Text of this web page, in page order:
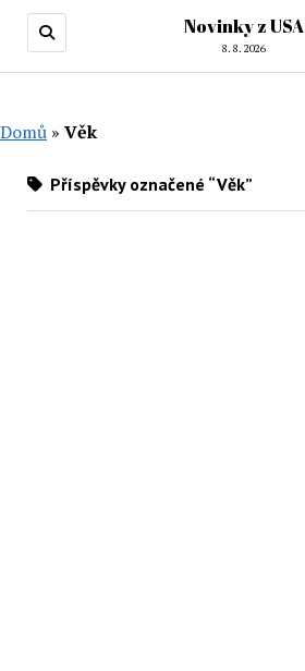
Novinky z USA
8. 8. 2026
Domů » Věk
Příspěvky označené “Věk”